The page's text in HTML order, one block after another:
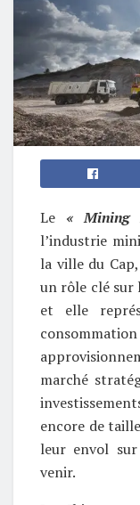
Le « Mining
l’industrie
la ville du
un rôle clé sur
et elle
marché
encore de
leur envol
venir.